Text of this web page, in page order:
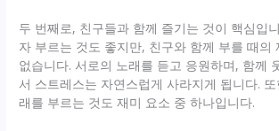
두 번째로, 친구들과 함께 즐기는 것이 핵심입
자 부르는 것도 좋지만, 친구와 함께 부를 때의
없습니다. 서로의 노래를 듣고 응원하며, 함께
서 스트레스는 자연스럽게 사라지게 됩니다.
래를 부르는 것도 재미 요소 중 하나입니다.